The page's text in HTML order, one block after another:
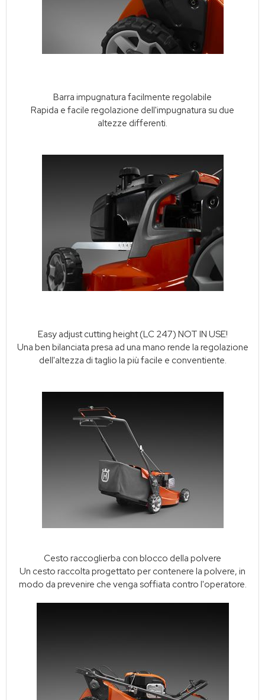
Barra impugnatura facilmente regolabile
Rapida e facile regolazione dell'impugnatura su due
altezze differenti.
Easy adjust cutting height (LC 247) NOT IN USE!
Una ben bilanciata presa ad una mano rende la regolazione
dell'altezza di taglio la più facile e conventiente.
Cesto raccoglierba con blocco della polvere
Un cesto raccolta progettato per contenere la polvere, in
modo da prevenire che venga soffiata contro l'operatore.